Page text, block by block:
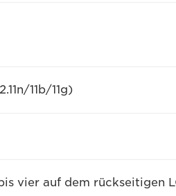
11b/11g)
vier auf dem rückseitigen